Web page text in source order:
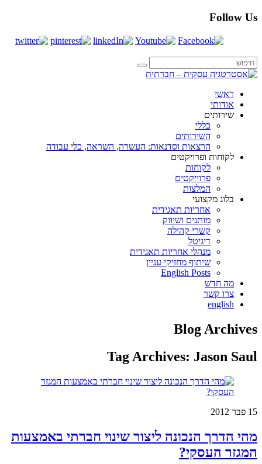
Follow Us
ראשי
אודותי
שירותים
כללי
השירותים
הרצאות וסדנאות: העשרה, השראה, כלי עבודה
לקוחות ופרויקטים
לקוחות
פרוייקטים
המלצות
בלוג מקצועי
אחריות תאגידית
מותגים ושיווק
קשרי קהילה
דיגיטל
מנהלי אחריות תאגידית
שיתוף מחזיקי עניין
English Posts
מה חדש
צרו קשר
english
Blog Archives
Tag Archives: Jason Saul
15 פבר 2012
מהי הדרך הנכונה ליצור שינוי חברתי באמצעות
המגזר העסקי?